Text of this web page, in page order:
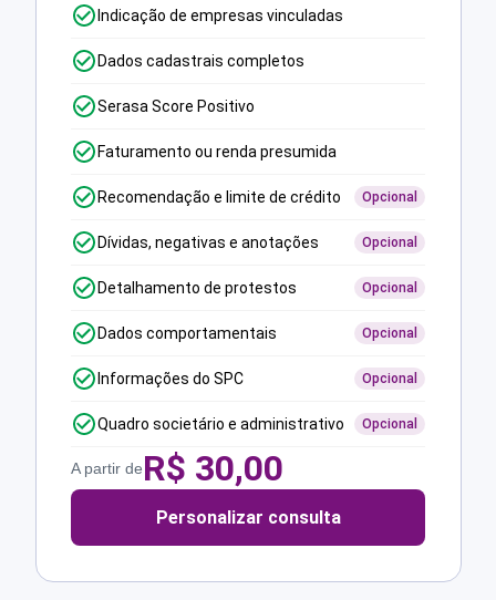
Indicação de empresas vinculadas
Dados cadastrais completos
Serasa Score Positivo
Faturamento ou renda presumida
Recomendação e limite de crédito Opcional
Dívidas, negativas e anotações Opcional
Detalhamento de protestos Opcional
Dados comportamentais Opcional
Informações do SPC Opcional
Quadro societário e administrativo Opcional
A partir deR$ 30,00
Personalizar consulta